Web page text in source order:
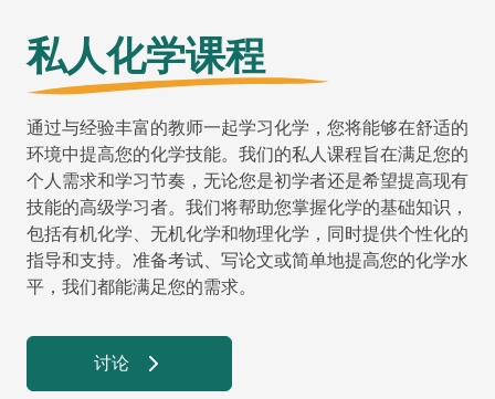
私人化学课程
通过与经验丰富的教师一起学习化学，您将能够在舒适的
环境中提高您的化学技能。我们的私人课程旨在满足您的
个人需求和学习节奏，无论您是初学者还是希望提高现有
技能的高级学习者。我们将帮助您掌握化学的基础知识，
包括有机化学、无机化学和物理化学，同时提供个性化的
指导和支持。准备考试、写论文或简单地提高您的化学水
平，我们都能满足您的需求。
讨论